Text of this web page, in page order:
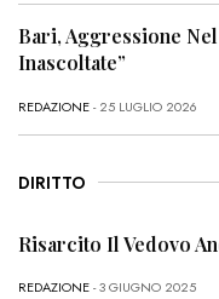
Bari, Aggressione
Inascoltate”
REDAZIONE- 25 LUGLIO 2026
DIRITTO
Risarcito Il Vedovo
REDAZIONE- 3 GIUGNO 2025